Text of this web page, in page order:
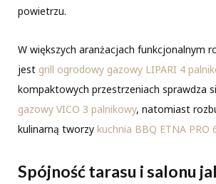
powietrzu.
W większych aranżacjach funkcjonalnym
jest grill ogrodowy gazowy LIPARI 4
kompaktowych przestrzeniach sprawdza
gazowy VICO 3 palnikowy, natomiast
kulinarną tworzy kuchnia BBQ ETNA PRO
Spójność tarasu i salonu